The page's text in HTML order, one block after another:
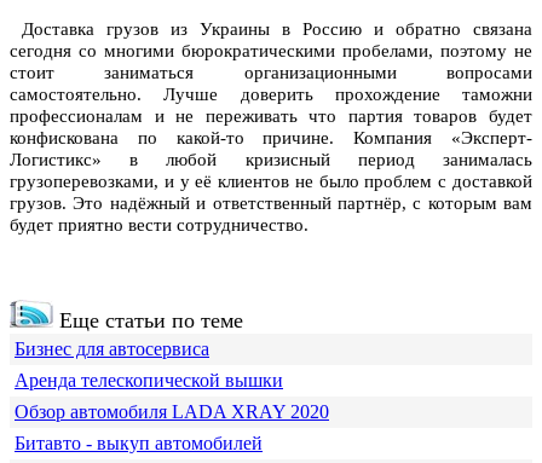
Доставка грузов из Украины в Россию и обратно связана
сегодня со многими бюрократическими пробелами, поэтому не
стоит заниматься организационными вопросами
самостоятельно. Лучше доверить прохождение таможни
профессионалам и не переживать что партия товаров будет
конфискована по какой-то причине. Компания «Эксперт-
Логистикс» в любой кризисный период занималась
грузоперевозками, и у её клиентов не было проблем с доставкой
грузов. Это надёжный и ответственный партнёр, с которым вам
будет приятно вести сотрудничество.
Еще статьи по теме
Бизнес для автосервиса
Аренда телескопической вышки
Обзор автомобиля LADA XRAY 2020
Битавто - выкуп автомобилей